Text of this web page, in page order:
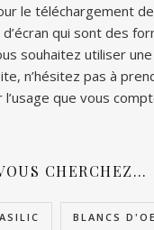
le téléchargement
qui sont des
souhaitez utiliser
n’hésitez pas à
l’usage que vous
CHERCHEZ…
BLANCS